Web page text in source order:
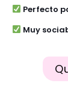
Perfecto
Muy